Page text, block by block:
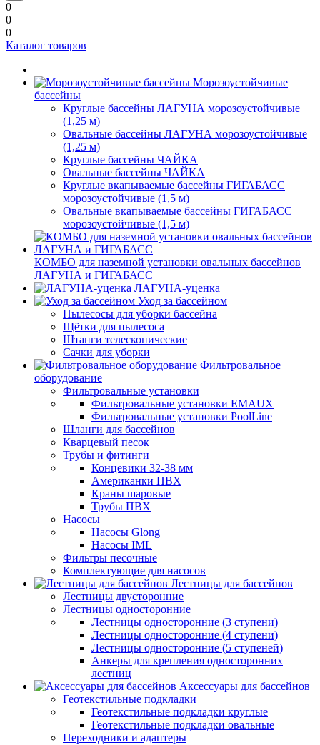
0
0
0
Каталог товаров
Морозоустойчивые
бассейны
Круглые бассейны ЛАГУНА морозоустойчивые
(1,25 м)
Овальные бассейны ЛАГУНА морозоустойчивые
(1,25 м)
Круглые бассейны ЧАЙКА
Овальные бассейны ЧАЙКА
Круглые вкапываемые бассейны ГИГАБАСС
морозоустойчивые (1,5 м)
Овальные вкапываемые бассейны ГИГАБАСС
морозоустойчивые (1,5 м)
КОМБО для наземной установки овальных бассейнов
ЛАГУНА и ГИГАБАСС
ЛАГУНА-уценка
Уход за бассейном
Пылесосы для уборки бассейна
Щётки для пылесоса
Штанги телескопические
Сачки для уборки
Фильтровальное
оборудование
Фильтровальные установки
Фильтровальные установки EMAUX
Фильтровальные установки PoolLine
Шланги для бассейнов
Кварцевый песок
Трубы и фитинги
Концевики 32-38 мм
Американки ПВХ
Краны шаровые
Трубы ПВХ
Насосы
Насосы Glong
Насосы IML
Фильтры песочные
Комплектующие для насосов
Лестницы для бассейнов
Лестницы двусторонние
Лестницы односторонние
Лестницы односторонние (3 ступени)
Лестницы односторонние (4 ступени)
Лестницы односторонние (5 ступеней)
Анкеры для крепления односторонних
лестниц
Аксессуары для бассейнов
Геотекстильные подкладки
Геотекстильные подкладки круглые
Геотекстильные подкладки овальные
Переходники и адаптеры